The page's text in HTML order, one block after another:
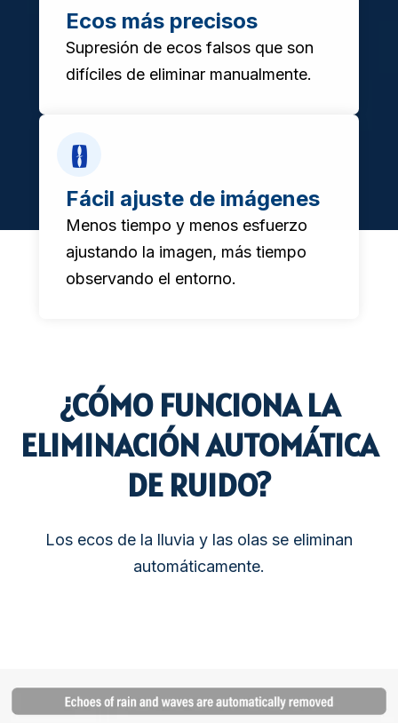
Ecos más precisos
Supresión de ecos falsos que son
difíciles de eliminar manualmente.
Fácil ajuste de imágenes
Menos tiempo y menos esfuerzo
ajustando la imagen, más tiempo
observando el entorno.
¿CÓMO FUNCIONA LA
ELIMINACIÓN AUTOMÁTICA
DE RUIDO?
Los ecos de la lluvia y las olas se eliminan
automáticamente.